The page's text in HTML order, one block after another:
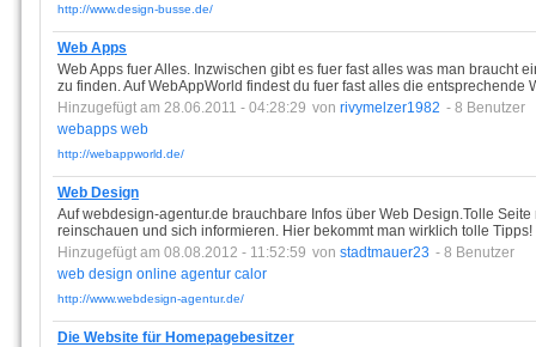
http://www.design-busse.de/
Web Apps
Web Apps fuer Alles. Inzwischen gibt es fuer fast alles was man braucht
zu finden. Auf WebAppWorld findest du fuer fast alles die entsprechende
Hinzugefügt am 28.06.2011 - 04:28:29 von rivymelzer1982 - 8 Benutzer
webapps web
http://webappworld.de/
Web Design
Auf webdesign-agentur.de brauchbare Infos über Web Design.Tolle
reinschauen und sich informieren. Hier bekommt man wirklich tolle Tipps!
Hinzugefügt am 08.08.2012 - 11:52:59 von stadtmauer23 - 8 Benutzer
web design online agentur calor
http://www.webdesign-agentur.de/
Die Website für Homepagebesitzer